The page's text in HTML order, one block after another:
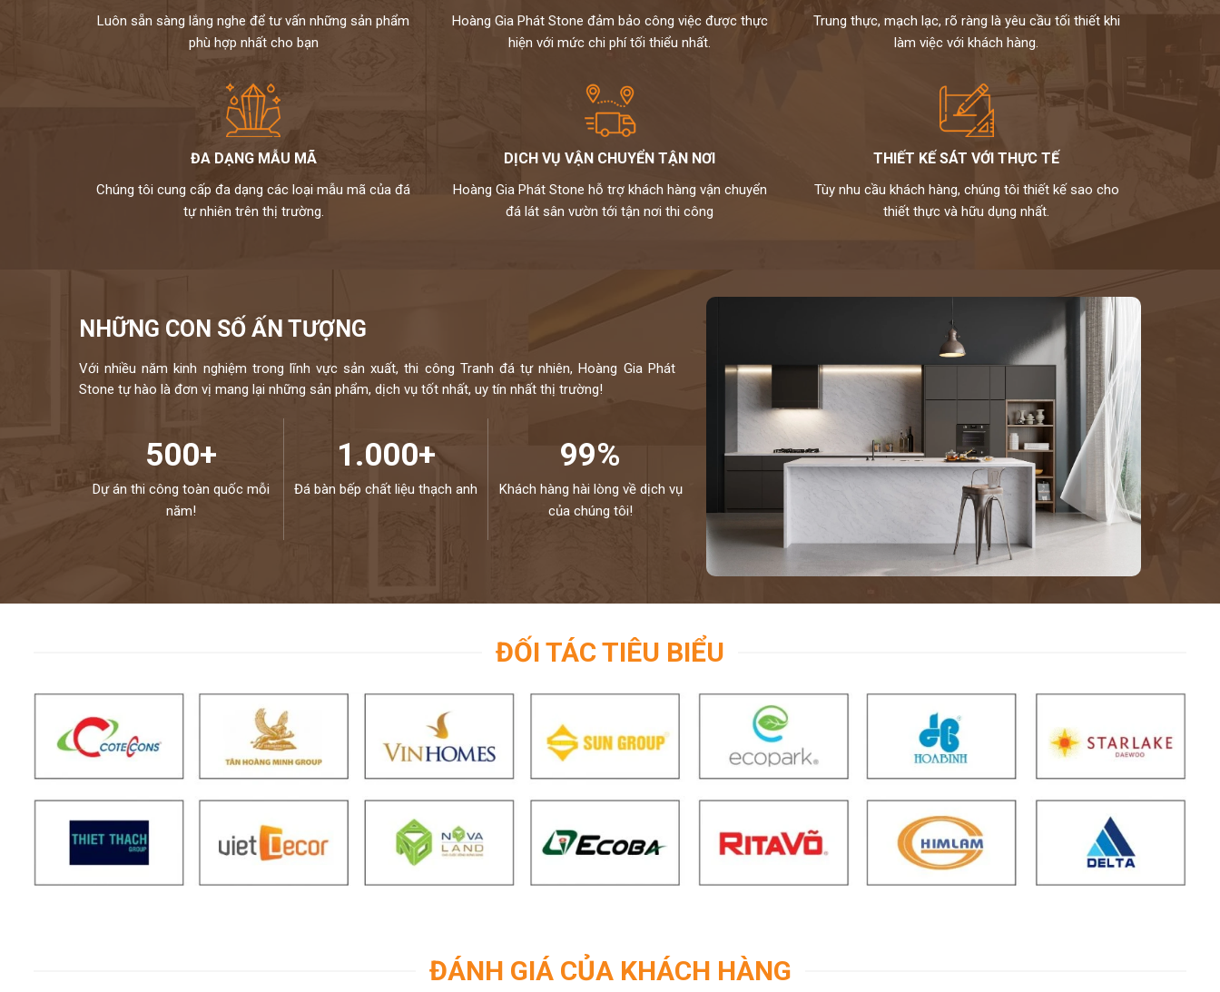
Luôn sẵn sàng lắng nghe để tư vấn những sản phẩm
phù hợp nhất cho bạn
Hoàng Gia Phát Stone đảm bảo công việc được thực
hiện với mức chi phí tối thiểu nhất.
Trung thực, mạch lạc, rõ ràng là yêu cầu tối thiết khi
làm việc với khách hàng.
ĐA DẠNG MẪU MÃ
Chúng tôi cung cấp đa dạng các loại mẫu mã của đá
tự nhiên trên thị trường.
DỊCH VỤ VẬN CHUYỂN TẬN NƠI
Hoàng Gia Phát Stone hỗ trợ khách hàng vận chuyển
đá lát sân vườn tới tận nơi thi công
THIẾT KẾ SÁT VỚI THỰC TẾ
Tùy nhu cầu khách hàng, chúng tôi thiết kế sao cho
thiết thực và hữu dụng nhất.
NHỮNG CON SỐ ẤN TƯỢNG
Với nhiều năm kinh nghiệm trong lĩnh vực sản xuất, thi công Tranh đá tự nhiên, Hoàng Gia Phát
Stone tự hào là đơn vị mang lại những sản phẩm, dịch vụ tốt nhất, uy tín nhất thị trường!
500+
Dự án thi công toàn quốc mỗi
năm!
1.000+
Đá bàn bếp chất liệu thạch anh
99%
Khách hàng hài lòng về dịch vụ
của chúng tôi!
ĐỐI TÁC TIÊU BIỂU
ĐÁNH GIÁ CỦA KHÁCH HÀNG